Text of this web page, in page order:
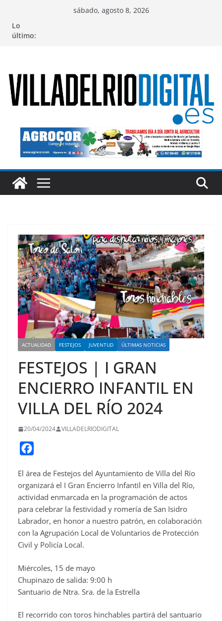
contenido
sábado, agosto 8, 2026
Lo
último:
ACTUALIDAD FESTEJOS JUVENTUD ÚLTIMAS NOTICIAS
FESTEJOS | I GRAN
ENCIERRO INFANTIL EN
VILLA DEL RÍO 2024
20/04/2024 VILLADELRIODIGITAL
c
e
o
o
k
El área de Festejos del Ayuntamiento de Villa del Río
organizará el I Gran Encierro Infantil en Villa del Río,
actividad enmarcada en la programación de actos
para celebrar la festividad y romería de San Isidro
Labrador, en honor a nuestro patrón, en colaboración
con la Agrupación Local de Voluntarios de Protección
Civil y Policía Local.
Miércoles, 15 de mayo
Chupinazo de salida: 9:00 h
Santuario de Ntra. Sra. de la Estrella
El recorrido con toros hinchables partirá del santuario